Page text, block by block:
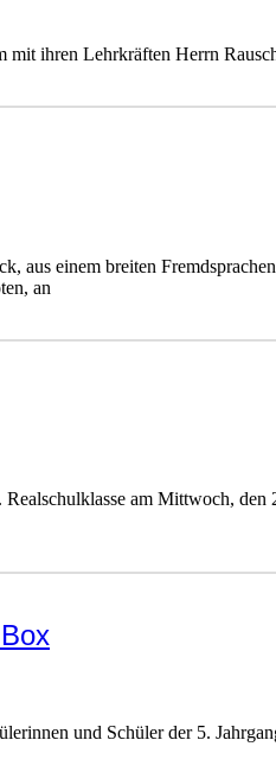
mit ihren Lehrkräften Herrn
aus einem breiten
an
am Mittwoch,
und Schüler der 5.